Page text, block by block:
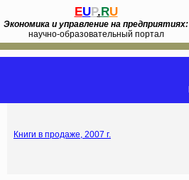
EUP.RU
Экономика и управление на предприятиях:
научно-образовательный портал
Книги в продаже, 2007 г.